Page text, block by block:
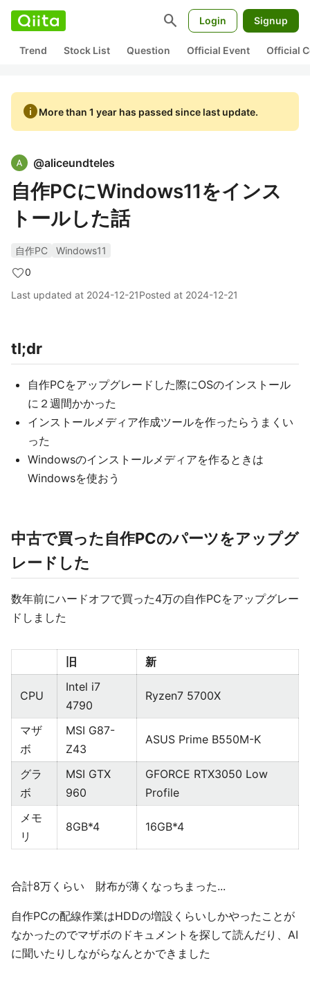
search Login Signup
Trend Stock List Question Official Event Official
infoMore than 1 year has passed since last update.
@aliceundteles
自作PCにWindows11をインス
トールした話
自作PC
Windows11
0
Last updated at 2024-12-21Posted at 2024-12-21
tl;dr
自作PCをアップグレードした際にOSのインストール
に２週間かかった
インストールメディア作成ツールを作ったらうまくい
った
Windowsのインストールメディアを作るときは
Windowsを使おう
中古で買った自作PCのパーツをアップグ
レードした
数年前にハードオフで買った4万の自作PCをアップグレー
ドしました
旧 新
CPU
Intel i7
4790
Ryzen7 5700X
マザ
ボ
MSI G87-
Z43
ASUS Prime B550M-K
グラ
ボ
MSI GTX
960
GFORCE RTX3050 Low
Profile
メモ
リ
8GB*4 16GB*4
合計8万くらい 財布が薄くなっちまった...
自作PCの配線作業はHDDの増設くらいしかやったことが
なかったのでマザボのドキュメントを探して読んだり、AI
に聞いたりしながらなんとかできました